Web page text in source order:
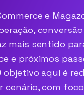
e
conversão
mais sentido
e próximos
objetivo aqui é
cenário, com